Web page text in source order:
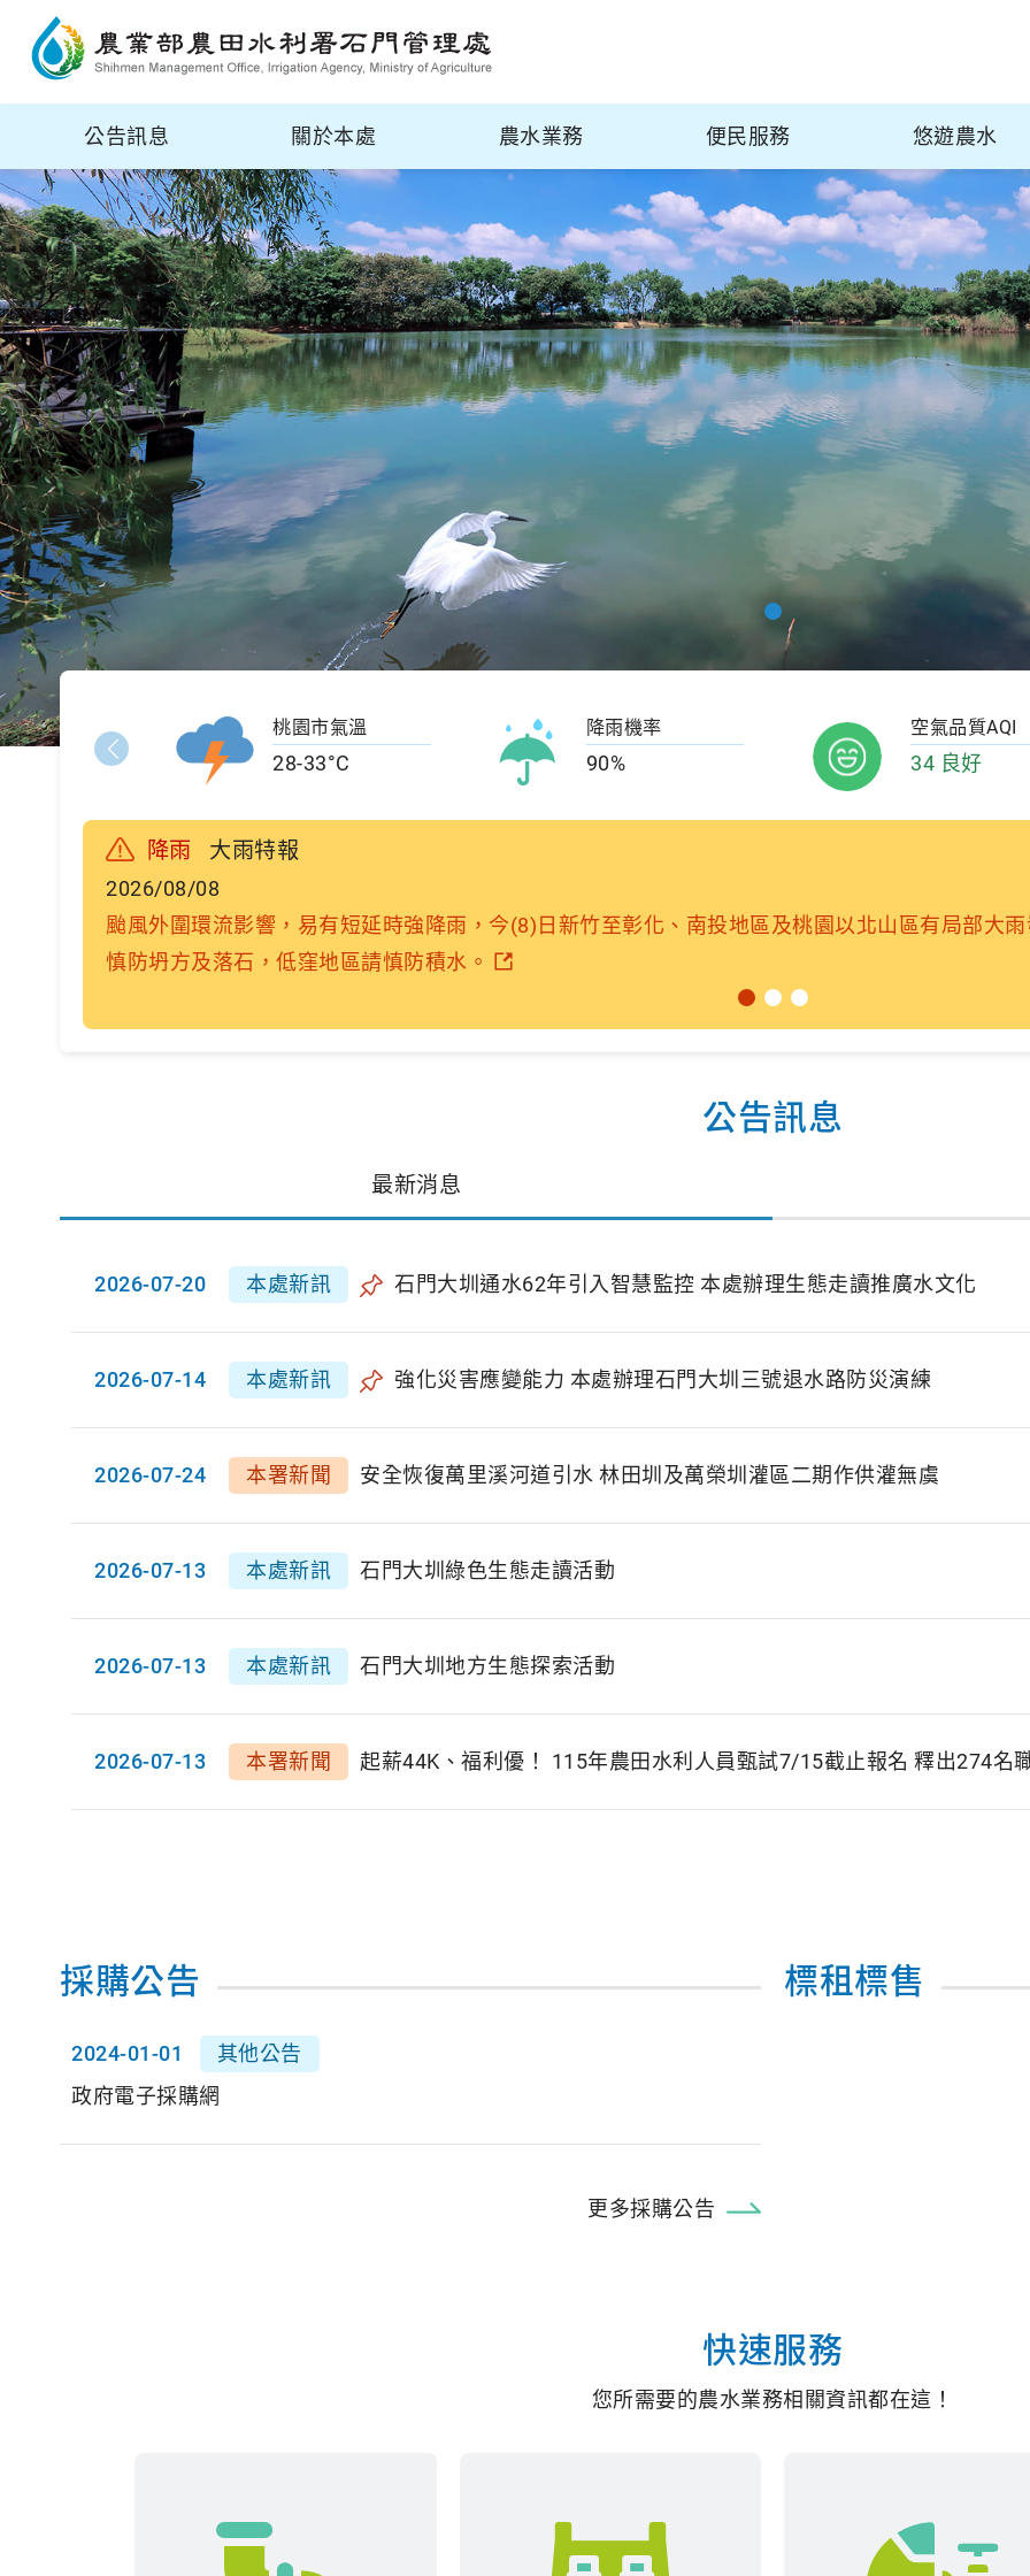
公告訊息 關於本處 農水業務 便民服務 悠遊農水
桃園市氣溫
28-33°C
降雨機率
90%
空氣品質AQI
34 良好
降雨 大雨特報
2026/08/08
颱風外圍環流影響，易有短延時強降雨，今(8)日新竹至彰化、南投地區及桃園以北山區有局部大
慎防坍方及落石，低窪地區請慎防積水。
公告訊息
最新消息
2026-07-20 本處新訊 石門大圳通水62年引入智慧監控 本處辦理生態走讀推廣水文化
2026-07-14 本處新訊 強化災害應變能力 本處辦理石門大圳三號退水路防災演練
2026-07-24 本署新聞 安全恢復萬里溪河道引水 林田圳及萬榮圳灌區二期作供灌無虞
2026-07-13 本處新訊 石門大圳綠色生態走讀活動
2026-07-13 本處新訊 石門大圳地方生態探索活動
2026-07-13 本署新聞 起薪44K、福利優！ 115年農田水利人員甄試7/15截止報名 釋出274名
採購公告
2024-01-01
其他公告
政府電子採購網
更多採購公告
標租標售
快速服務
您所需要的農水業務相關資訊都在這！